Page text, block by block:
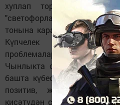
хуплап торырга
"светофорлары". Әти-
тонына карап бала нинди
Күпчелек бала hәм
проблемалар мактау бетеп,
Чынлыкта сабыйларның
башта күбесен күрмәскә
позитив, җылы булып
кисәтүдән соң күп итеп